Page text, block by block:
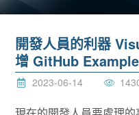
開發人員的利器
增 GitHub
2023-06-14